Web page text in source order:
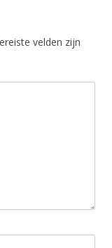
velden zijn